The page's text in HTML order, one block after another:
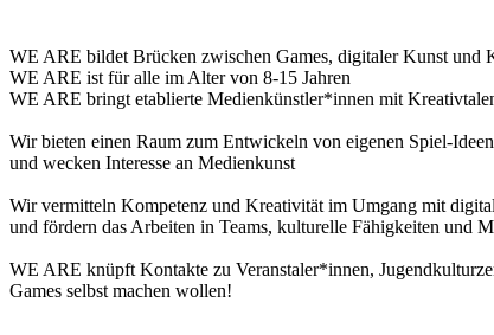
WE ARE bildet Brücken zwischen Games, digitaler Kunst und
WE ARE ist für alle im Alter von 8-15 Jahren
WE ARE bringt etablierte Medienkünstler*innen mit
Wir bieten einen Raum zum Entwickeln von eigenen Spiel-
und wecken Interesse an Medienkunst
Wir vermitteln Kompetenz und Kreativität im Umgang mit
und fördern das Arbeiten in Teams, kulturelle Fähigkeiten und
WE ARE knüpft Kontakte zu Veranstaler*innen,
Games selbst machen wollen!